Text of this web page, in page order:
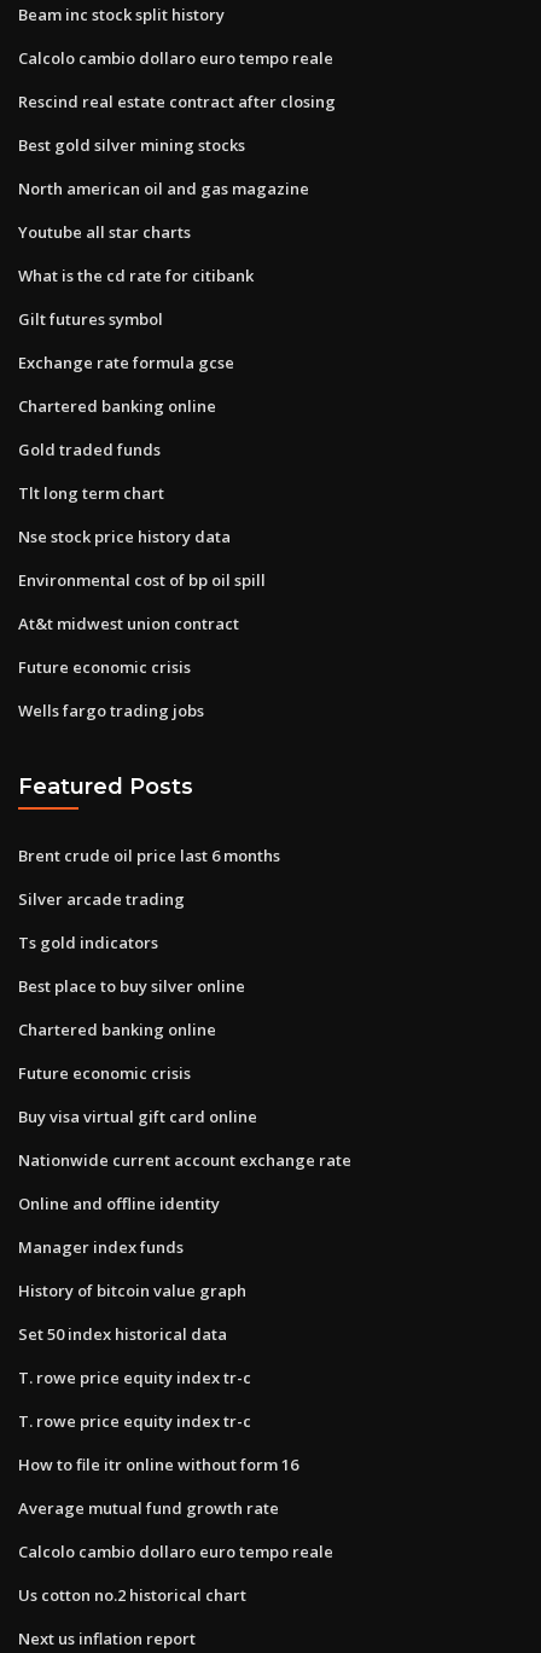
Beam inc stock split history
Calcolo cambio dollaro euro tempo reale
Rescind real estate contract after closing
Best gold silver mining stocks
North american oil and gas magazine
Youtube all star charts
What is the cd rate for citibank
Gilt futures symbol
Exchange rate formula gcse
Chartered banking online
Gold traded funds
Tlt long term chart
Nse stock price history data
Environmental cost of bp oil spill
At&t midwest union contract
Future economic crisis
Wells fargo trading jobs
Featured Posts
Brent crude oil price last 6 months
Silver arcade trading
Ts gold indicators
Best place to buy silver online
Chartered banking online
Future economic crisis
Buy visa virtual gift card online
Nationwide current account exchange rate
Online and offline identity
Manager index funds
History of bitcoin value graph
Set 50 index historical data
T. rowe price equity index tr-c
T. rowe price equity index tr-c
How to file itr online without form 16
Average mutual fund growth rate
Calcolo cambio dollaro euro tempo reale
Us cotton no.2 historical chart
Next us inflation report